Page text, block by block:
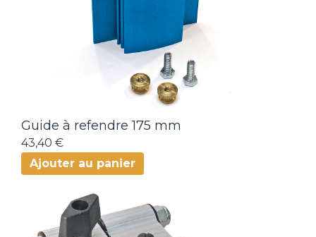
Guide à refendre 175 mm
43,40 €
Ajouter au panier